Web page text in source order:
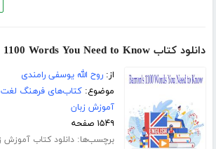
دانلود کتاب Barron's 1100 Words You Need to Know
از:روح الله یوسفی رامندی
موضوع:کتاب‌های فرهنگ لغت
آموزش زبان
۱۵۴۹ صفحه
برچسب‌ها:دانلود کتاب آموزش